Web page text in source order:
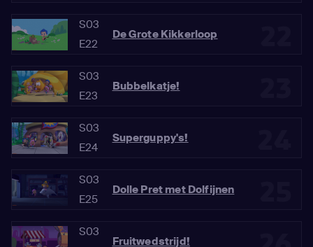
S03
E22
De Grote Kikkerloop
S03
E23
Bubbelkatje!
S03
E24
Superguppy's!
S03
E25
Dolle Pret met Dolfijnen
S03
Fruitwedstrijd!